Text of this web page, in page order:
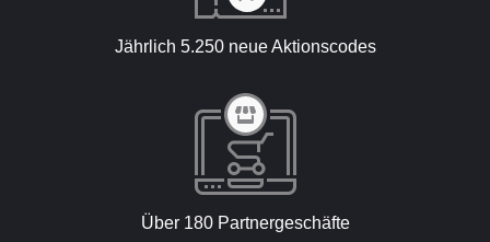
Jährlich 5.250 neue Aktionscodes
Über 180 Partnergeschäfte